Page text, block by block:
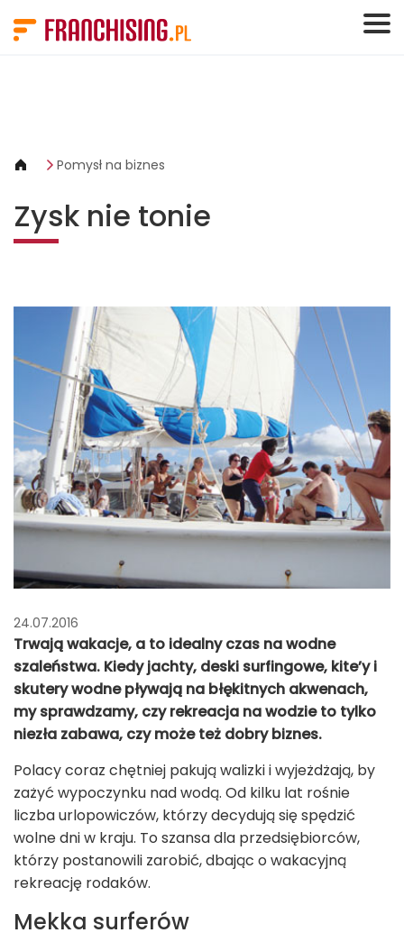
Pomysł na biznes
Zysk nie tonie
24.07.2016
Trwają wakacje, a to idealny czas na wodne
szaleństwa. Kiedy jachty, deski surfingowe, kite’y i
skutery wodne pływają na błękitnych akwenach,
my sprawdzamy, czy rekreacja na wodzie to tylko
niezła zabawa, czy może też dobry biznes.
Polacy coraz chętniej pakują walizki i wyjeżdżają, by
zażyć wypoczynku nad wodą. Od kilku lat rośnie
liczba urlopowiczów, którzy decydują się spędzić
wolne dni w kraju. To szansa dla przedsiębiorców,
którzy postanowili zarobić, dbając o wakacyjną
rekreację rodaków.
Mekka surferów